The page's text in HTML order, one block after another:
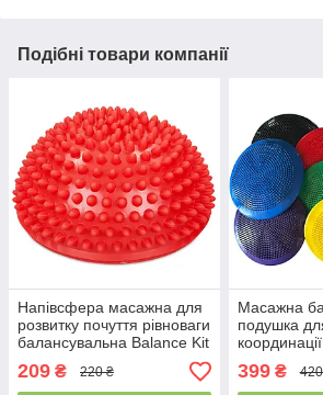
Подібні товари компанії
Напівсфера масажна для
розвитку почуття рівноваги
балансувальна Balance Kit
FI-0830 діаметр 16см
Червоний
209 ₴ 220 ₴
Масажна
подушка
ступень,
399₴